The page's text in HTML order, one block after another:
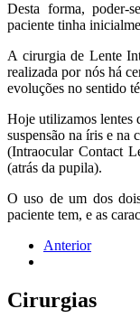
Desta forma,
paciente tinha
A cirurgia de Lente
realizada por nós há
evoluções no sentido
Hoje utilizamos lentes
suspensão na íris e na
(Intraocular Contact
(atrás da pupila).
O uso de um dos
paciente tem, e as
Anterior
Cirurgias